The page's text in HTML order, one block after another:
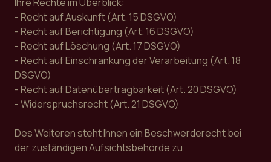
- Recht auf Auskunft (Art. 15 DSGVO)
- Recht auf Berichtigung (Art. 16 DSGVO)
- Recht auf Löschung (Art. 17 DSGVO)
- Recht auf Einschränkung der Verarbeitung (Art. 18
DSGVO)
- Recht auf Datenübertragbarkeit (Art. 20 DSGVO)
- Widerspruchsrecht (Art. 21 DSGVO)
Des Weiteren steht Ihnen ein Beschwerderecht bei
der zuständigen Aufsichtsbehörde zu.